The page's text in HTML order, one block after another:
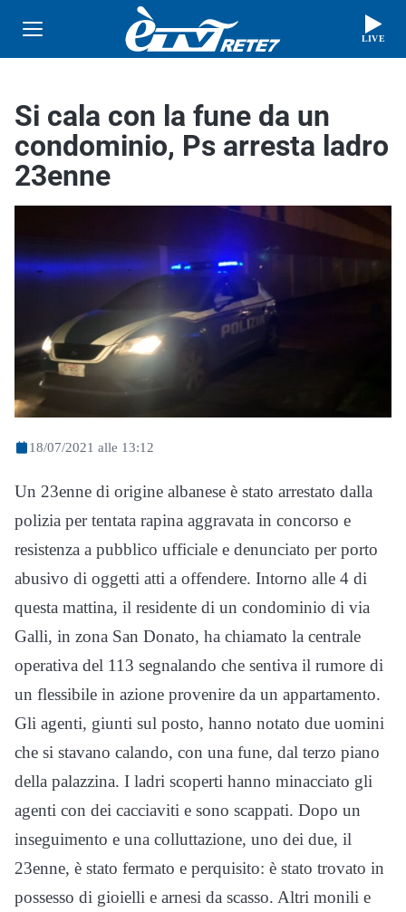
LIVE
Si cala con la fune da un
condominio, Ps arresta ladro
23enne
18/07/2021 alle 13:12
Un 23enne di origine albanese è stato arrestato dalla
polizia per tentata rapina aggravata in concorso e
resistenza a pubblico ufficiale e denunciato per porto
abusivo di oggetti atti a offendere. Intorno alle 4 di
questa mattina, il residente di un condominio di via
Galli, in zona San Donato, ha chiamato la centrale
operativa del 113 segnalando che sentiva il rumore di
un flessibile in azione provenire da un appartamento.
Gli agenti, giunti sul posto, hanno notato due uomini
che si stavano calando, con una fune, dal terzo piano
della palazzina. I ladri scoperti hanno minacciato gli
agenti con dei cacciaviti e sono scappati. Dopo un
inseguimento e una colluttazione, uno dei due, il
23enne, è stato fermato e perquisito: è stato trovato in
possesso di gioielli e arnesi da scasso. Altri monili e